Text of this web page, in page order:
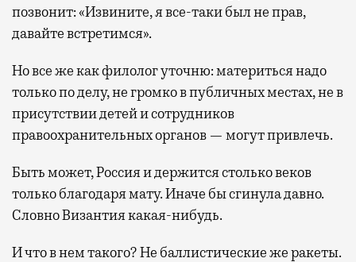
позвонит: «Извините, я все-таки был не прав,
давайте встретимся».
Но все же как филолог уточню: материться надо
только по делу, не громко в публичных местах, не в
присутствии детей и сотрудников
правоохранительных органов — могут привлечь.
Быть может, Россия и держится столько веков
только благодаря мату. Иначе бы сгинула давно.
Словно Византия какая-нибудь.
И что в нем такого? Не баллистические же ракеты.